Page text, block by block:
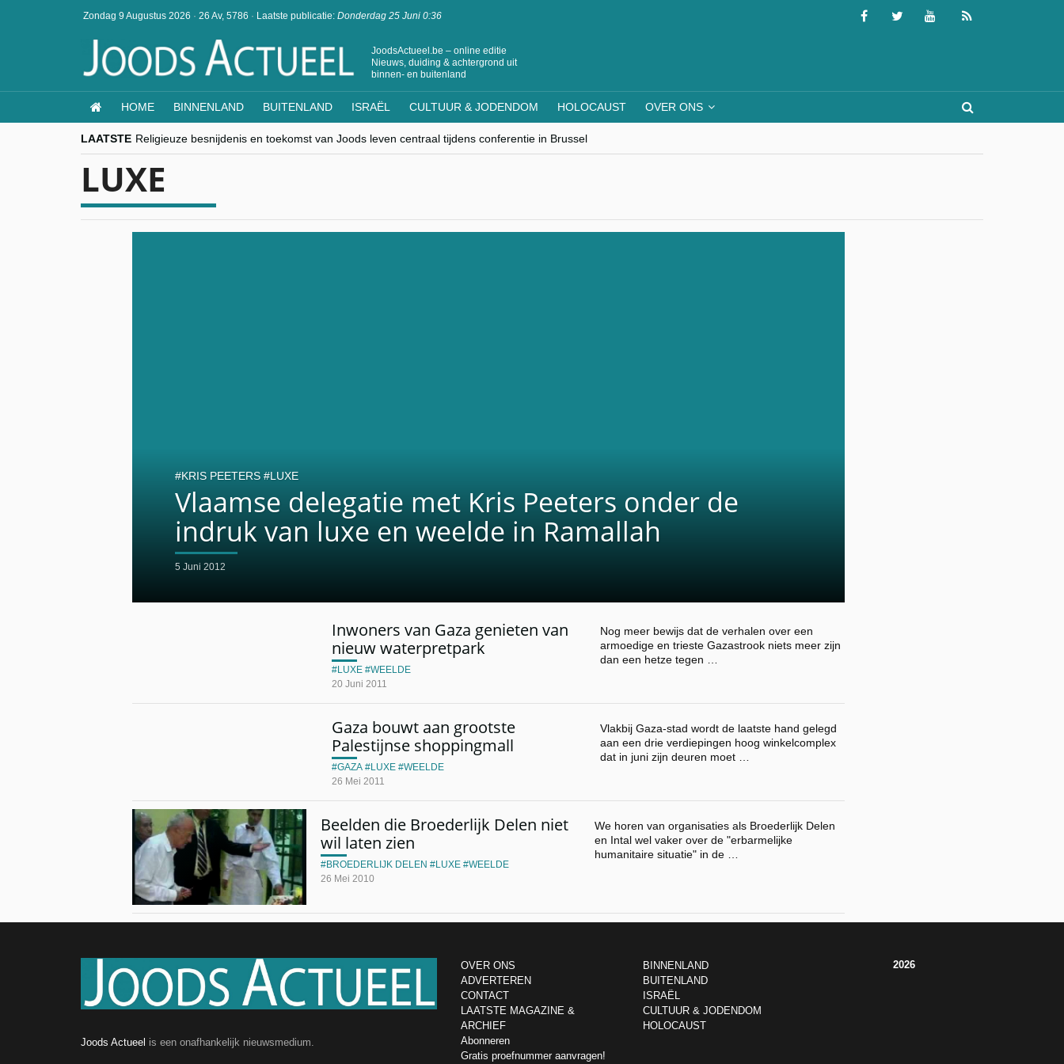
Zondag 9 Augustus 2026 · 26 Av, 5786 · Laatste publicatie: Donderdag 25 Juni 0:36
JoodsActueel.be – online editie
Nieuws, duiding & achtergrond uit
binnen- en buitenland
HOME BINNENLAND BUITENLAND ISRAËL CULTUUR & JODENDOM HOLOCAUST OVER ONS
LAATSTE Religieuze besnijdenis en toekomst van Joods leven centraal tijdens conferentie in Brussel
“Besnijdenisdebat toont hoe moeilijk seculiere Westen minderheden begrijpt”, Jinnih Beels (Vooruit)
CITYTRIP | ROEMENIË – Boekarest: de verrassing van Oost-Europa
“Vandaag zit elke Jood in België op de beklaagdenbank”
goKosher lanceert nieuwe website en samenwerking met Mishpacha voor kosher travel en simchas wereldwijd
LUXE
Vlaamse delegatie met Kris Peeters onder de
indruk van luxe en weelde in Ramallah
5 Juni 2012
KRIS PEETERS LUXE
Inwoners van Gaza genieten van
nieuw waterpretpark
20 Juni 2011
LUXE WEELDE
Nog meer bewijs dat de verhalen over een
armoedige en trieste Gazastrook niets meer zijn
dan een hetze tegen …
Gaza bouwt aan grootste
Palestijnse shoppingmall
26 Mei 2011
GAZA LUXE WEELDE
Vlakbij Gaza-stad wordt de laatste hand gelegd
aan een drie verdiepingen hoog winkelcomplex
dat in juni zijn deuren moet …
Beelden die Broederlijk Delen niet
wil laten zien
26 Mei 2010
BROEDERLIJK DELEN LUXE WEELDE
We horen van organisaties als Broederlijk Delen
en Intal wel vaker over de "erbarmelijke
humanitaire situatie" in de …
Joods Actueel is een onafhankelijk nieuwsmedium.
OVER ONS
ADVERTEREN
CONTACT
LAATSTE MAGAZINE &
ARCHIEF
Abonneren
Gratis proefnummer aanvragen!
BINNENLAND
BUITENLAND
ISRAËL
CULTUUR & JODENDOM
HOLOCAUST
2026